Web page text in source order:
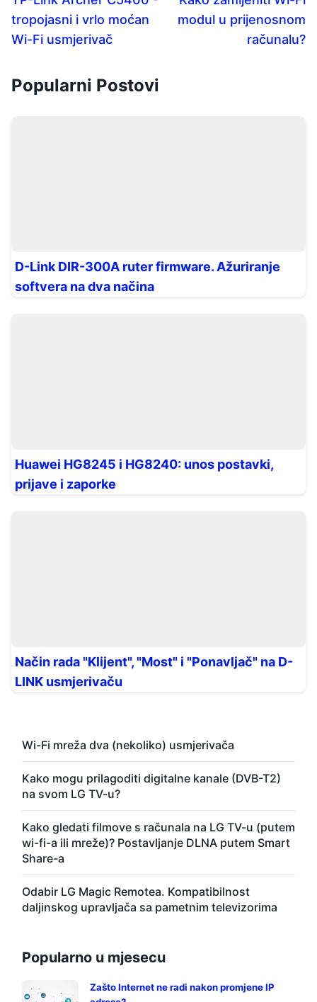
tropojasni i vrlo moćan
Wi-Fi usmjerivač
modul u prijenosnom
računalu?
Popularni Postovi
D-Link DIR-300A ruter firmware. Ažuriranje
softvera na dva načina
Huawei HG8245 i HG8240: unos postavki,
prijave i zaporke
Način rada "Klijent", "Most" i "Ponavljač" na D-
LINK usmjerivaču
Wi-Fi mreža dva (nekoliko) usmjerivača
Kako mogu prilagoditi digitalne kanale (DVB-T2)
na svom LG TV-u?
Kako gledati filmove s računala na LG TV-u (putem
wi-fi-a ili mreže)? Postavljanje DLNA putem Smart
Share-a
Odabir LG Magic Remotea. Kompatibilnost
daljinskog upravljača sa pametnim televizorima
Popularno u mjesecu
Zašto Internet ne radi nakon promjene IP